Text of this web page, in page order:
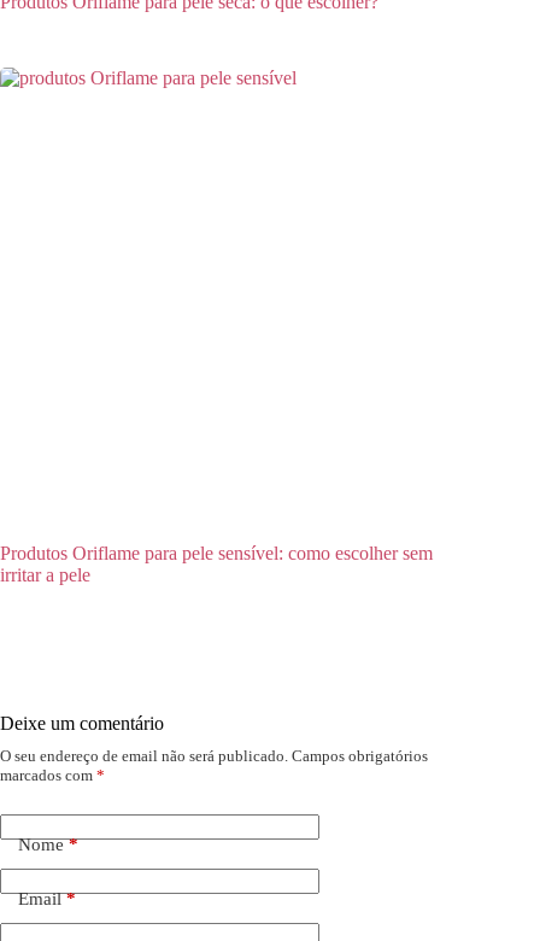
Produtos Oriflame para pele sensível: como escolher sem
irritar a pele
Deixe um comentário
O seu endereço de email não será publicado. Campos obrigatórios
marcados com *
Nome*
Email*